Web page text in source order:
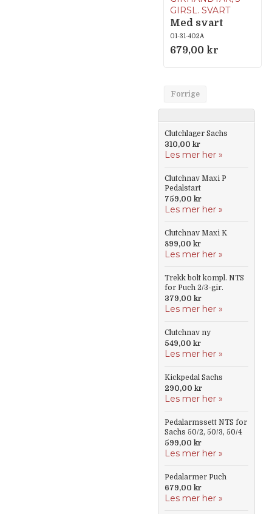
GIRSL. SVART
Med svart
hendel
01-31-402A
679,00 kr
Forrige
Clutchlager Sachs
310,00 kr
Les mer her »
Clutchnav Maxi P
Pedalstart
759,00 kr
Les mer her »
Clutchnav Maxi K
899,00 kr
Les mer her »
Trekk bolt kompl. NTS
for Puch 2/3-gir.
379,00 kr
Les mer her »
Clutchnav ny
549,00 kr
Les mer her »
Kickpedal Sachs
290,00 kr
Les mer her »
Pedalarmssett NTS for
Sachs 50/2, 50/3, 50/4
599,00 kr
Les mer her »
Pedalarmer Puch
679,00 kr
Les mer her »